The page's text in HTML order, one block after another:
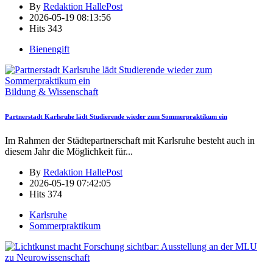
By Redaktion HallePost
2026-05-19 08:13:56
Hits 343
Bienengift
Bildung & Wissenschaft
Partnerstadt Karlsruhe lädt Studierende wieder zum Sommerpraktikum ein
Im Rahmen der Städtepartnerschaft mit Karlsruhe besteht auch in
diesem Jahr die Möglichkeit für...
By Redaktion HallePost
2026-05-19 07:42:05
Hits 374
Karlsruhe
Sommerpraktikum